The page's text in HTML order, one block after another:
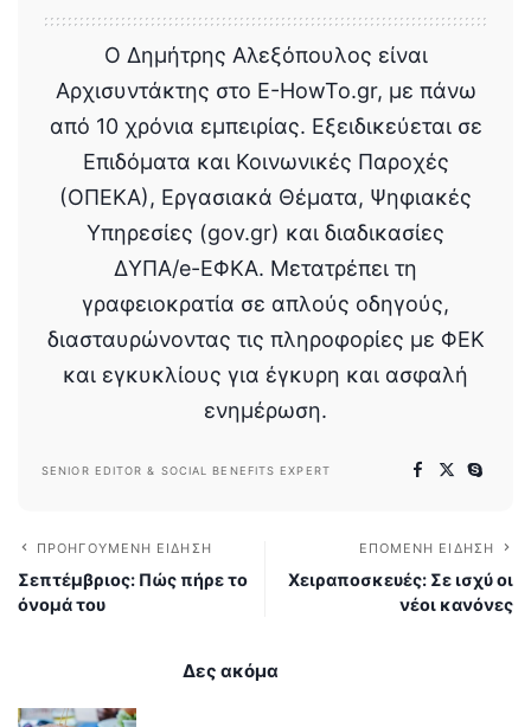
Ο Δημήτρης Αλεξόπουλος είναι
Αρχισυντάκτης στο E-HowTo.gr, με πάνω
από 10 χρόνια εμπειρίας. Εξειδικεύεται σε
Επιδόματα και Κοινωνικές Παροχές
(ΟΠΕΚΑ), Εργασιακά Θέματα, Ψηφιακές
Υπηρεσίες (gov.gr) και διαδικασίες
ΔΥΠΑ/e-ΕΦΚΑ. Μετατρέπει τη
γραφειοκρατία σε απλούς οδηγούς,
διασταυρώνοντας τις πληροφορίες με ΦΕΚ
και εγκυκλίους για έγκυρη και ασφαλή
ενημέρωση.
SENIOR EDITOR & SOCIAL BENEFITS EXPERT
ΠΡΟΗΓΟΎΜΕΝΗ ΕΊΔΗΣΗ
Σεπτέμβριος: Πώς πήρε το
όνομά του
ΕΠΌΜΕΝΗ ΕΊΔΗΣΗ
Χειραποσκευές: Σε ισχύ οι
νέοι κανόνες
Δες ακόμα